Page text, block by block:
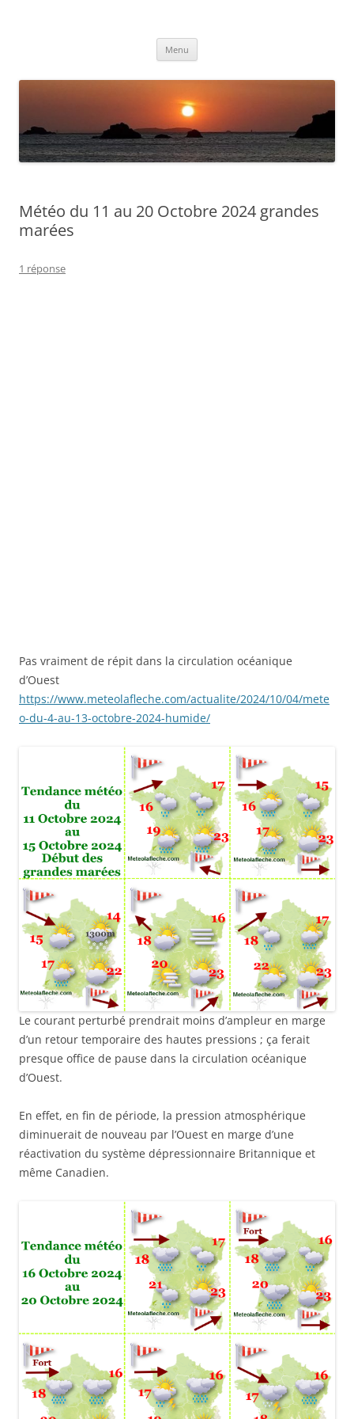
Menu
Météo du 11 au 20 Octobre 2024 grandes
marées
1 réponse
Pas vraiment de répit dans la circulation océanique
d’Ouest
https://www.meteolafleche.com/actualite/2024/10/04/mete
o-du-4-au-13-octobre-2024-humide/
Le courant perturbé prendrait moins d’ampleur en marge
d’un retour temporaire des hautes pressions ; ça ferait
presque office de pause dans la circulation océanique
d’Ouest.
En effet, en fin de période, la pression atmosphérique
diminuerait de nouveau par l’Ouest en marge d’une
réactivation du système dépressionnaire Britannique et
même Canadien.